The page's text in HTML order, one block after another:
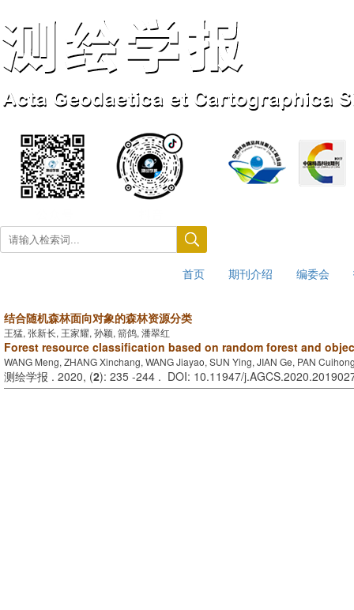
首页 期刊介绍 编委会
结合随机森林面向对象的森林资源分类
王猛, 张新长, 王家耀, 孙颖, 箭鸽, 潘翠红
Forest resource classification based on random forest and
WANG Meng, ZHANG Xinchang, WANG Jiayao, SUN Ying, JIAN Ge, PAN
测绘学报 . 2020, (2): 235 -244 . DOI: 10.11947/